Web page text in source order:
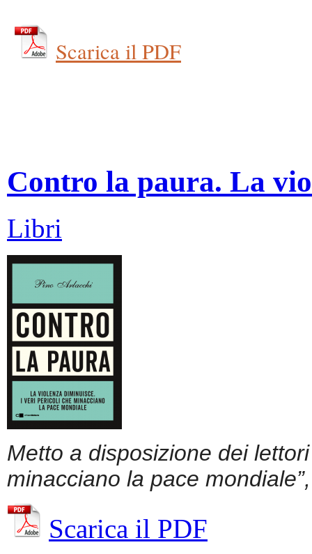
Scarica il PDF
Contro la paura. La
Libri
Metto a disposizione dei
minacciano la pace
Scarica il PDF